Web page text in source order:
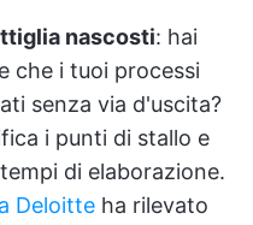
nascosti: hai
che i tuoi processi
senza via d'uscita?
i punti di stallo e
di elaborazione.
Deloitte ha rilevato